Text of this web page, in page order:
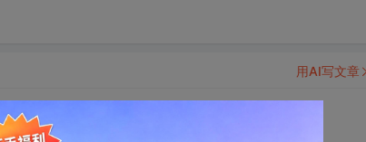
，谢谢
用AI写文章